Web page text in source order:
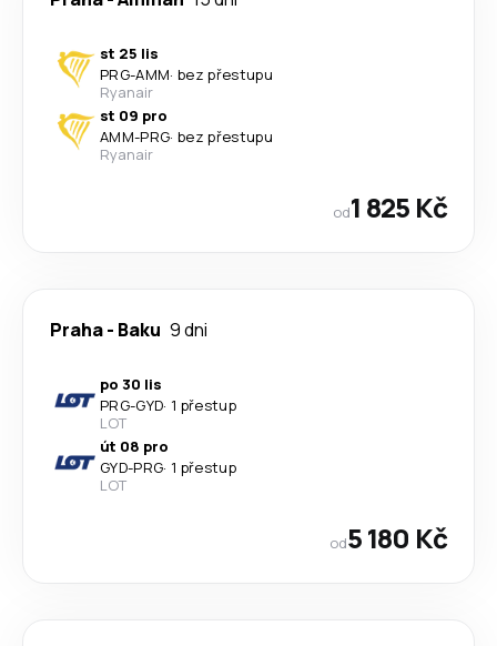
st 25 lis
PRG-AMM· bez přestupu
Ryanair
st 09 pro
AMM-PRG· bez přestupu
Ryanair
od1 825 Kč
Praha- Baku 9 dni
po 30 lis
PRG-GYD· 1 přestup
LOT
út 08 pro
GYD-PRG· 1 přestup
LOT
od5 180 Kč